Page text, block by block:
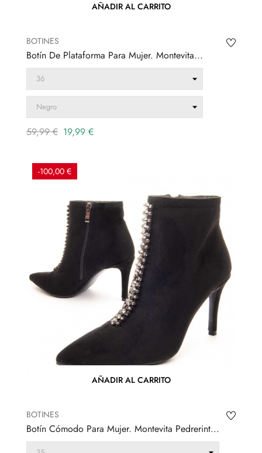
AÑADIR AL CARRITO
BOTINES
Botín De Plataforma Para Mujer. Montevita...
Precio
59,99 € Precio
19,99 €
-100,00 €
AÑADIR AL CARRITO
BOTINES
Botín Cómodo Para Mujer. Montevita Pedrerint...